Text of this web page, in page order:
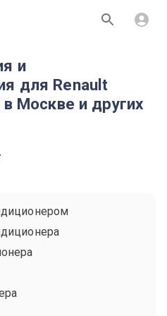
и
для Renault
Москве и других